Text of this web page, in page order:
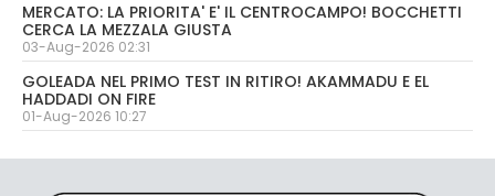
MERCATO: LA PRIORITA' E' IL CENTROCAMPO! BOCCHETTI
CERCA LA MEZZALA GIUSTA
03-Aug-2026 02:31
GOLEADA NEL PRIMO TEST IN RITIRO! AKAMMADU E EL
HADDADI ON FIRE
01-Aug-2026 10:27